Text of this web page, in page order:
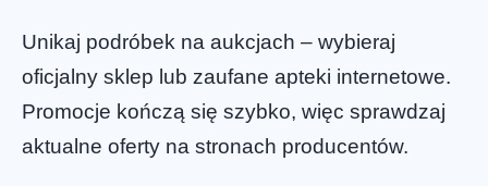
Unikaj podróbek na aukcjach – wybieraj
oficjalny sklep lub zaufane apteki internetowe.
Promocje kończą się szybko, więc sprawdzaj
aktualne oferty na stronach producentów.